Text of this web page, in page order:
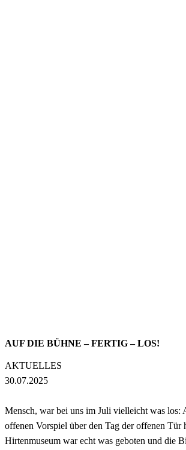
AUF DIE BÜHNE – FERTIG – LOS!
AKTUELLES
30.07.2025
Mensch, war bei uns im Juli vielleicht was los:
offenen Vorspiel über den Tag der offenen
Hirtenmuseum war echt was geboten und die